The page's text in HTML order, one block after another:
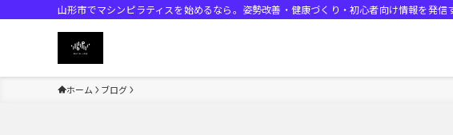
山形市でマシンピラティスを始めるなら。姿勢改善・健康づくり・初心者向け情報を発信
ホーム ブログ